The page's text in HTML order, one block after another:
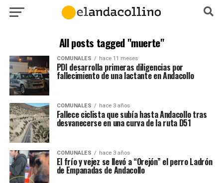
All posts tagged "muerte"
COMUNALES hace 11 meses
PDI desarrolla primeras diligencias por
fallecimiento de una lactante en Andacollo
COMUNALES hace 3 años
Fallece ciclista que subía hasta Andacollo tras
desvanecerse en una curva de la ruta D51
COMUNALES hace 3 años
El frío y vejez se llevó a “Orejón” el perro Ladrón
de Empanadas de Andacollo